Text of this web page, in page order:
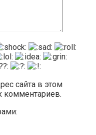
сайта в этом
комментариев.